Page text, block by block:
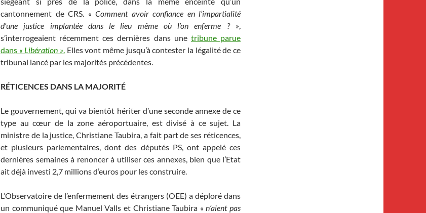
cantonnement de CRS. « Comment avoir confiance en l’impartialité
d’une justice implantée dans le lieu même où l’on enferme ? »,
s’interrogeaient récemment ces dernières dans une tribune parue
dans « Libération ». Elles vont même jusqu’à contester la légalité de ce
tribunal lancé par les majorités précédentes.
RÉTICENCES DANS LA MAJORITÉ
Le gouvernement, qui va bientôt hériter d’une seconde annexe de ce
type au cœur de la zone aéroportuaire, est divisé à ce sujet. La
ministre de la justice, Christiane Taubira, a fait part de ses réticences,
et plusieurs parlementaires, dont des députés PS, ont appelé ces
dernières semaines à renoncer à utiliser ces annexes, bien que l’Etat
ait déjà investi 2,7 millions d’euros pour les construire.
L’Observatoire de l’enfermement des étrangers (OEE) a déploré dans
un communiqué que Manuel Valls et Christiane Taubira « n’aient pas